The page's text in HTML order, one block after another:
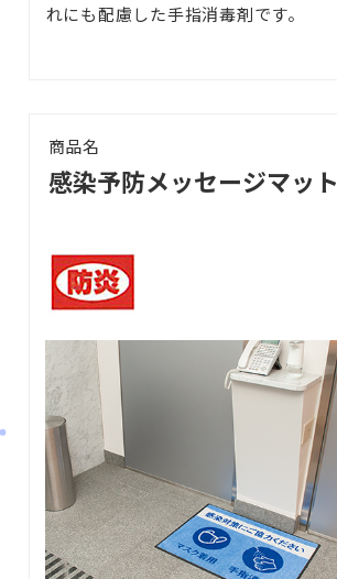
れにも配慮した手指消毒剤です。
商品名
感染予防メッセージマット